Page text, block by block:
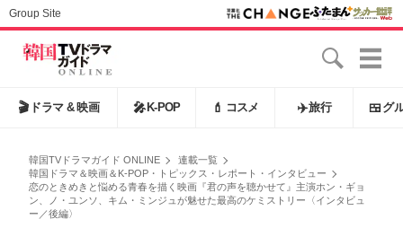
Group Site
🎬 ドラマ & 映画 🎤 K-POP 💄 コスメ ✈️旅行 🍱 グ
韓国TVドラマガイド ONLINE
連載一覧
韓国ドラマ＆映画＆K-POP・トピックス・レポート・インタビュー
恋のときめきと悩める青春を描く映画『君の声を聴かせて』主演ホン・ギョ
ン、ノ・ユンソ、キム・ミンジュが魅せた最高のケミストリー〈インタビュ
ー／後編〉